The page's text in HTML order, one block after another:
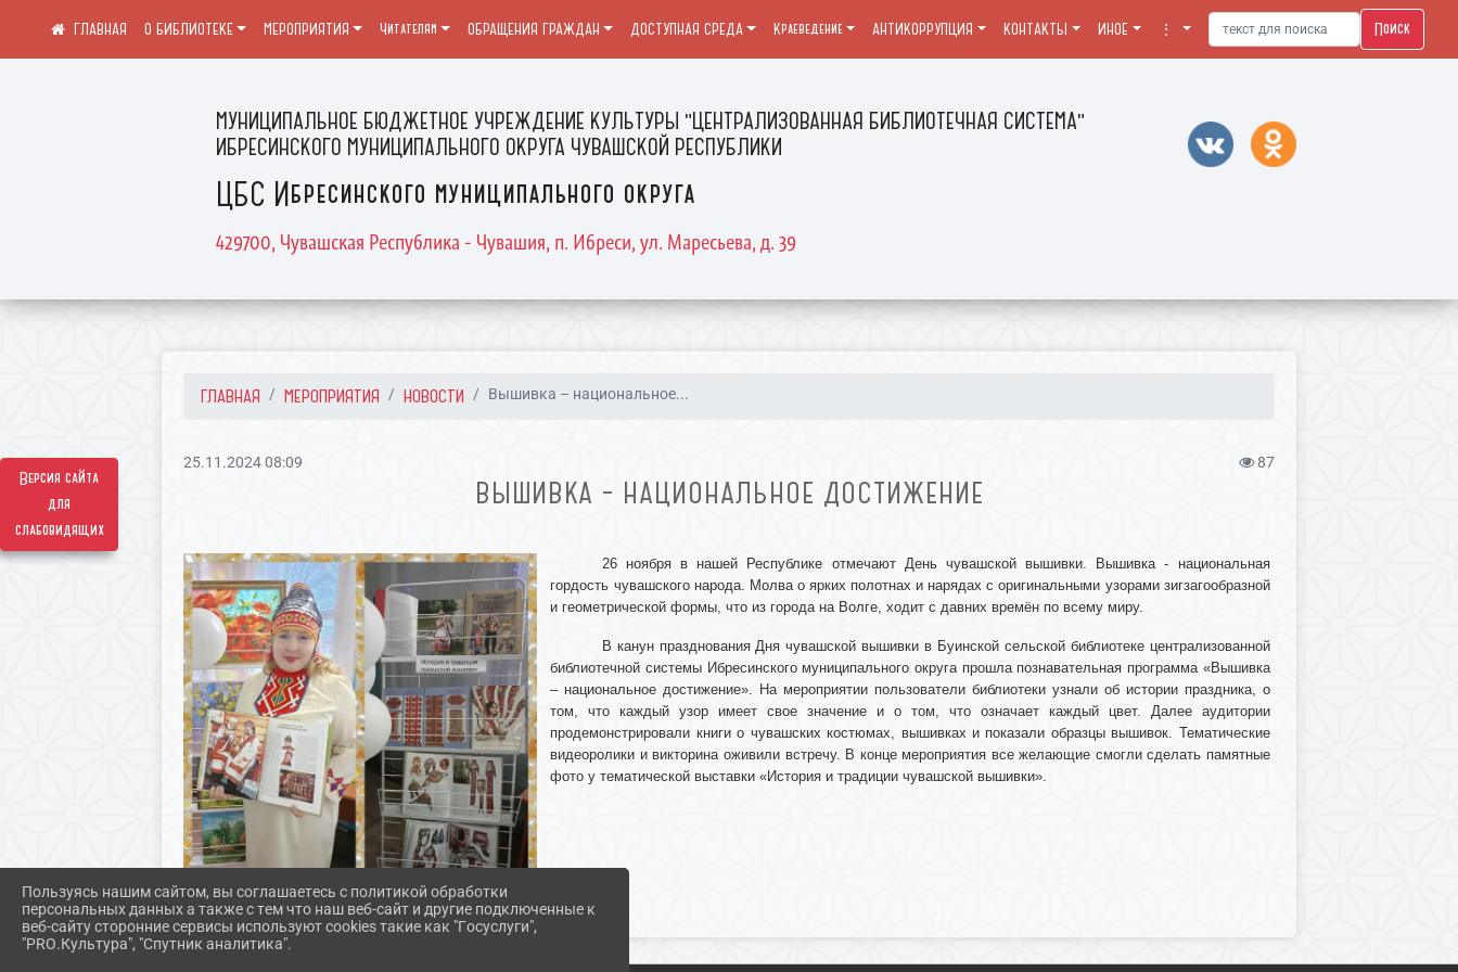
Версия сайта
для
слабовидящих
МУНИЦИПАЛЬНОЕ БЮДЖЕТНОЕ УЧРЕЖДЕНИЕ КУЛЬТУРЫ "ЦЕНТРАЛИЗОВАННАЯ БИБЛИОТЕЧНАЯ СИСТЕМА"
ИБРЕСИНСКОГО МУНИЦИПАЛЬНОГО ОКРУГА ЧУВАШСКОЙ РЕСПУБЛИКИ
ЦБС Ибресинского муниципального округа
429700, Чувашская Республика - Чувашия, п. Ибреси, ул. Маресьева, д. 39
О БИБЛИОТЕКЕ МЕРОПРИЯТИЯ Читателям ОБРАЩЕНИЯ ГРАЖДАН ДОСТУПНАЯ СРЕДА Краеведение АНТИКОРРУПЦИЯ КОНТАКТЫ ИНОЕ ⋮ Поиск
ГЛАВНАЯ МЕРОПРИЯТИЯ НОВОСТИ Вышивка – национальное...
25.11.2024 08:09 87
ВЫШИВКА – НАЦИОНАЛЬНОЕ ДОСТИЖЕНИЕ
26 ноября в нашей Республике отмечают День чувашской вышивки. Вышивка - национальная
гордость чувашского народа. Молва о ярких полотнах и нарядах с оригинальными узорами зигзагообразной
и геометрической формы, что из города на Волге, ходит с давних времён по всему миру.
В канун празднования Дня чувашской вышивки в Буинской сельской библиотеке централизованной
библиотечной системы Ибресинского муниципального округа прошла познавательная программа «Вышивка
– национальное достижение». На мероприятии пользователи библиотеки узнали об истории праздника, о
том, что каждый узор имеет свое значение и о том, что означает каждый цвет. Далее аудитории
продемонстрировали книги о чувашских костюмах, вышивках и показали образцы вышивок. Тематические
видеоролики и викторина оживили встречу. В конце мероприятия все желающие смогли сделать памятные
фото у тематической выставки «История и традиции чувашской вышивки».
Пользуясь нашим сайтом, вы соглашаетесь с политикой обработки
персональных данных а также с тем что наш веб-сайт и другие подключенные к
веб-сайту сторонние сервисы используют cookies такие как "Госуслуги",
"PRO.Культура", "Спутник аналитика".